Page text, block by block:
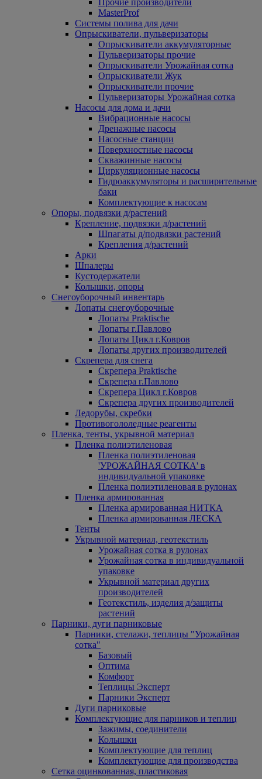
Прочие производители
MasterProf
Системы полива для дачи
Опрыскиватели, пульверизаторы
Опрыскиватели аккумуляторные
Пульверизаторы прочие
Опрыскиватели Урожайная сотка
Опрыскиватели Жук
Опрыскиватели прочие
Пульверизаторы Урожайная сотка
Насосы для дома и дачи
Вибрационные насосы
Дренажные насосы
Насосные станции
Поверхностные насосы
Скважинные насосы
Циркуляционные насосы
Гидроаккумуляторы и расширительные
баки
Комплектующие к насосам
Опоры, подвязки д/растений
Крепление, подвязки д/растений
Шпагаты д/подвязки растений
Крепления д/растений
Арки
Шпалеры
Кустодержатели
Колышки, опоры
Снегоуборочный инвентарь
Лопаты снегоуборочные
Лопаты Praktische
Лопаты г.Павлово
Лопаты Цикл г.Ковров
Лопаты других производителей
Скрепера для снега
Скрепера Praktische
Скрепера г.Павлово
Скрепера Цикл г.Ковров
Скрепера других производителей
Ледорубы, скребки
Противогололедные реагенты
Пленка, тенты, укрывной материал
Пленка полиэтиленовая
Пленка полиэтиленовая
'УРОЖАЙНАЯ СОТКА' в
индивидуальной упаковке
Пленка полиэтиленовая в рулонах
Пленка армированная
Пленка армированная НИТКА
Пленка армированная ЛЕСКА
Тенты
Укрывной материал, геотекстиль
Урожайная сотка в рулонах
Урожайная сотка в индивидуальной
упаковке
Укрывной материал других
производителей
Геотекстиль, изделия д/защиты
растений
Парники, дуги парниковые
Парники, стелажи, теплицы "Урожайная
сотка"
Базовый
Оптима
Комфорт
Теплицы Эксперт
Парники Эксперт
Дуги парниковые
Комплектующие для парников и теплиц
Зажимы, соединители
Колышки
Комплектующие для теплиц
Комплектующие для производства
Сетка оцинкованная, пластиковая